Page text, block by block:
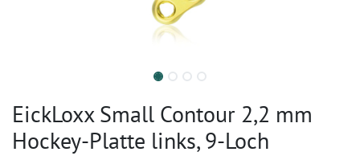
EickLoxx Small Contour 2,2 mm
Hockey-Platte links, 9-Loch